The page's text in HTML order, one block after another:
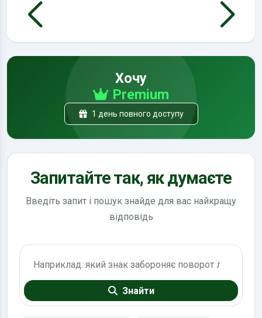
Хочу
Premium
1 день повного доступу
Запитайте так, як думаєте
Введіть запит і пошук знайде для вас найкращу
відповідь
Знайти